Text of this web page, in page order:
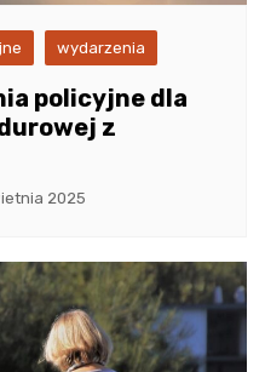
wydarzenia
policyjne dla
z
2025